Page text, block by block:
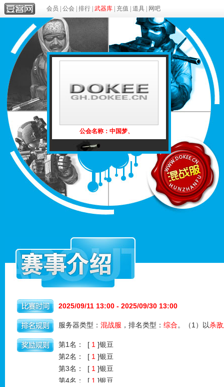
会员 公会| 排行| 武器库| 充值 道具| 网吧
公会名称：中国梦、
2025/09/11 13:00 - 2025/09/30 13:00
服务器类型： 混战服 ，排名类型： 综合。（1）以杀
第1名： [ 1 ]银豆
第2名： [ 1 ]银豆
第3名： [ 1 ]银豆
第4名： [ 1 ]银豆